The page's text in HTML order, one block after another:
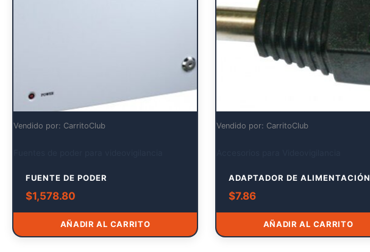
Vendido por: CarritoClub
FUENTE DE PODER
$1,578.80
AÑADIR AL CARRITO
Vendido por: CarritoClub
ADAPTADOR DE ALIMENTACIÓN
$7.86
AÑADIR AL CARRITO